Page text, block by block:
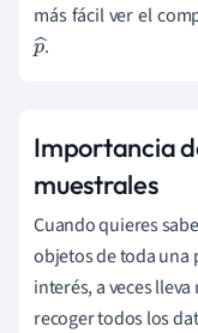
más fácil ver el
p.
Importancia
muestrales
Cuando quieres
objetos de toda una
interés, a veces
recoger todos los